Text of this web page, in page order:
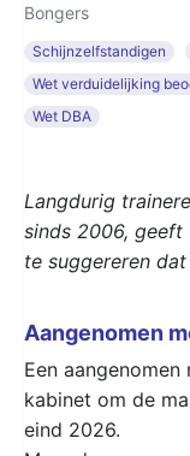
Bongers
Schijnzelfstandigen
Wet verduidelijking
Wet DBA
Langdurig
sinds 2006, geeft
te suggereren
Aangenomen
Een
kabinet om de
eind 2026.